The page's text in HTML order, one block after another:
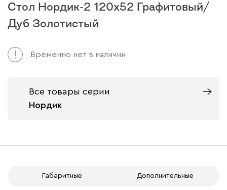
Стол Нордик-2 120x52 Графитовый/
Дуб Золотистый
Арт. 190479
Временно нет в наличии
Все товары серии
Нордик
Габаритные Дополнительные